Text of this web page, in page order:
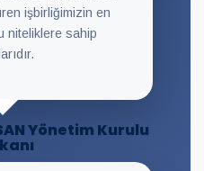
işbirliğimizin en
niteliklere sahip
Yönetim Kurulu